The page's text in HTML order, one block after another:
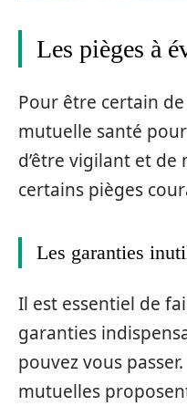
Les pièges à
Pour être certain
mutuelle santé
d’être vigilant et
certains pièges
Les garanties
Il est essentiel de
garanties
pouvez vous
mutuelles